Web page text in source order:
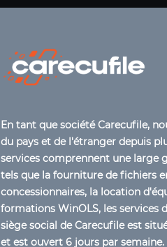
En tant que société Carecufile,
du pays et de l'étranger depuis
services comprennent une large
tels que la fourniture de fichiers
concessionnaires, la location
formations WinOLS, les services
siège social de Carecufile est
et est ouvert 6 jours par semaine.